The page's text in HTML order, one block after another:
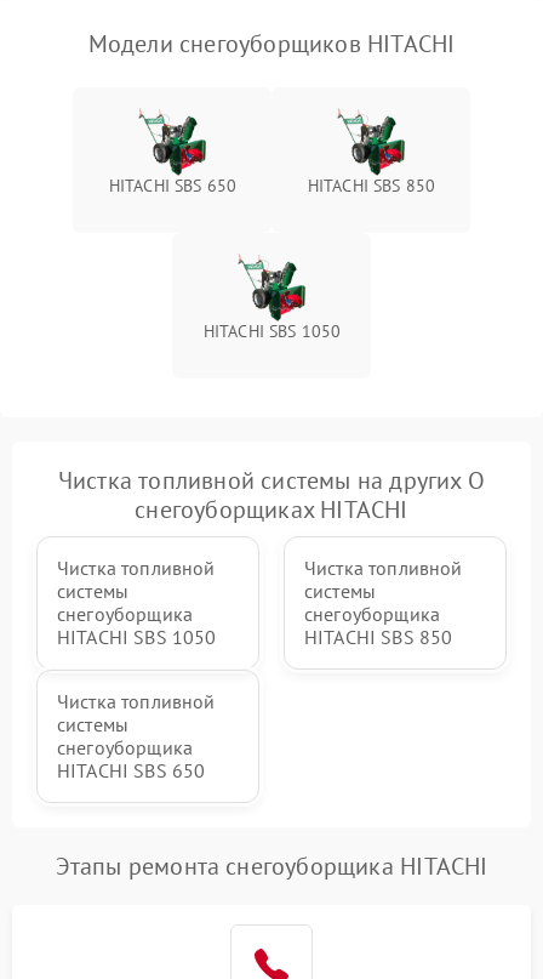
Повреждение троса
Подробнее →
1000 ₽
Неисправность системы
регулировки высоты
1000 ₽ Подробнее →
Модели снегоуборщиков HITACHI
HITACHI SBS 650 HITACHI SBS 850
HITACHI SBS 1050
Чистка топливной системы на других О
снегоуборщиках HITACHI
Чистка топливной
системы
снегоуборщика
HITACHI SBS 1050
Чистка топливной
системы
снегоуборщика
HITACHI SBS 850
Чистка топливной
системы
снегоуборщика
HITACHI SBS 650
Этапы ремонта снегоуборщика HITACHI